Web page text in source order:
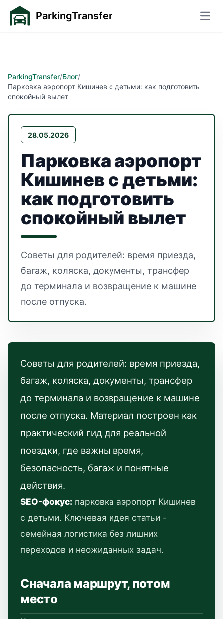
ParkingTransfer
ParkingTransfer/Блог/
Парковка аэропорт Кишинев с детьми: как подготовить
спокойный вылет
28.05.2026
Парковка аэропорт
Кишинев с детьми:
как подготовить
спокойный вылет
Советы для родителей: время приезда,
багаж, коляска, документы, трансфер
до терминала и возвращение к машине
после отпуска.
Советы для родителей: время приезда,
багаж, коляска, документы, трансфер
до терминала и возвращение к машине
после отпуска. Материал построен как
практический гид для реальной
поездки, где важны время,
безопасность, багаж и понятные
действия.
SEO-фокус: парковка аэропорт Кишинев
с детьми. Ключевая идея статьи -
семейная логистика без лишних
переходов и неожиданных задач.
Сначала маршрут, потом
место